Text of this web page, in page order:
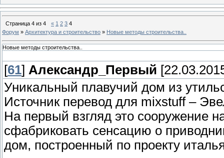
Страница 4 из 4 « 1 2 3 4
Форум » Архитектура и строительство » Новые методы строительства..
Новые методы строительства..
[61] Александр_Первый
Уникальный плавучий дом из
Источник перевод для mixstuff –
На первый взгляд это сооружение
сфабриковать сенсацию о
дом, построенный по проекту